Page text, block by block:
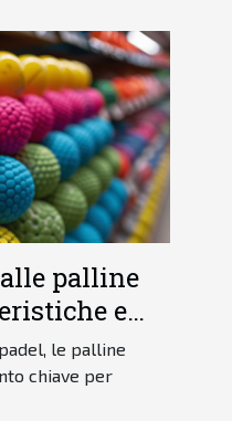
palline
e
le palline
chiave per